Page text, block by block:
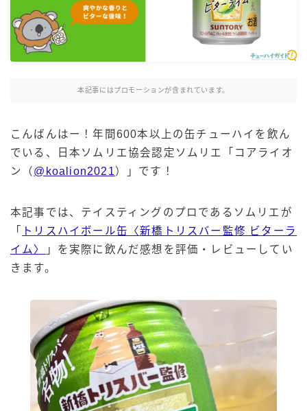
氷結 ストロング
麒麟特製サワー
麒麟 発酵サワー
麹レモンサワー
サントリー
ー196℃ ストロングゼロ
ー196℃ 瞬間凍結
CRAFT－196℃
こだわり酒場
ほろよい
トリスハイボール
ジムビームハイボール
GREEN1/2（グリーンハーフ）
鏡月焼酎ハイ
アサヒ
本記事にはプロモーションが含まれています。
こんばんはー！年間600本以上の缶チューハイを飲ん
でいる、日本ソムリエ協会認定ソムリエ「コアライオ
ン（ @koalion2021）」です！
本記事では、テイスティングのプロであるソムリエが
「
トリスハイボール缶〈新橋トリスバー監修 ビターラ
イム〉
」を実際に飲んだ感想を評価・レビューしてい
きます。